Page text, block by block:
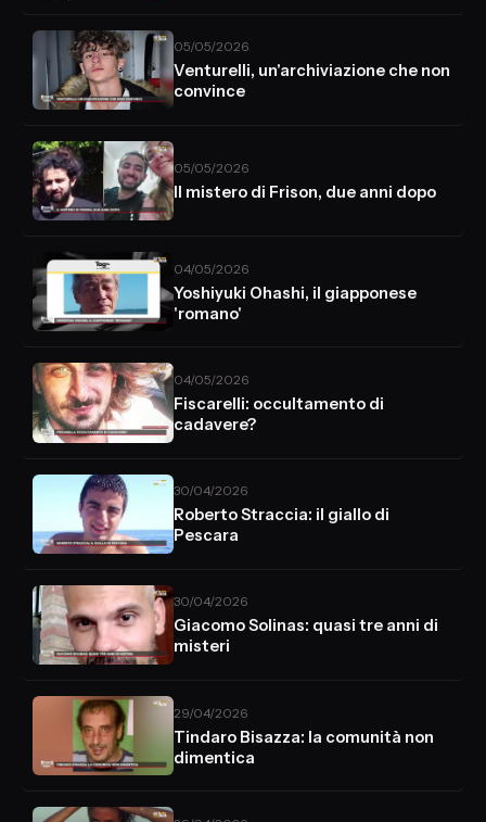
05/05/2026
Venturelli, un'archiviazione che non
convince
05/05/2026
Il mistero di Frison, due anni dopo
04/05/2026
Yoshiyuki Ohashi, il giapponese
'romano'
04/05/2026
Fiscarelli: occultamento di
cadavere?
30/04/2026
Roberto Straccia: il giallo di
Pescara
30/04/2026
Giacomo Solinas: quasi tre anni di
misteri
29/04/2026
Tindaro Bisazza: la comunità non
dimentica